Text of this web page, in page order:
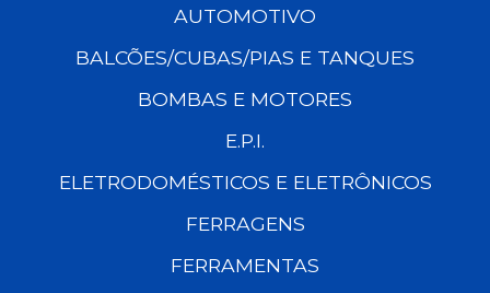
AUTOMOTIVO
BALCÕES/CUBAS/PIAS E TANQUES
BOMBAS E MOTORES
E.P.I.
ELETRODOMÉSTICOS E ELETRÔNICOS
FERRAGENS
FERRAMENTAS